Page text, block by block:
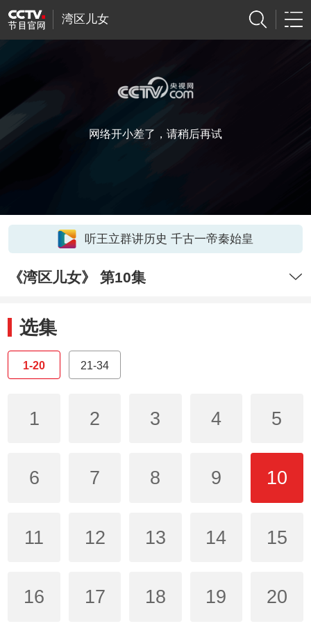
湾区儿女
网络开小差了，请稍后再试
听王立群讲历史 千古一帝秦始皇
《湾区儿女》 第10集
选集
1-20 21-34
1 2 3 4 5
6 7 8 9 10
11 12 13 14 15
16 17 18 19 20